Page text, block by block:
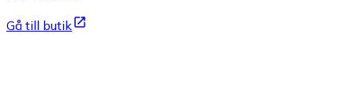
Gå till butik